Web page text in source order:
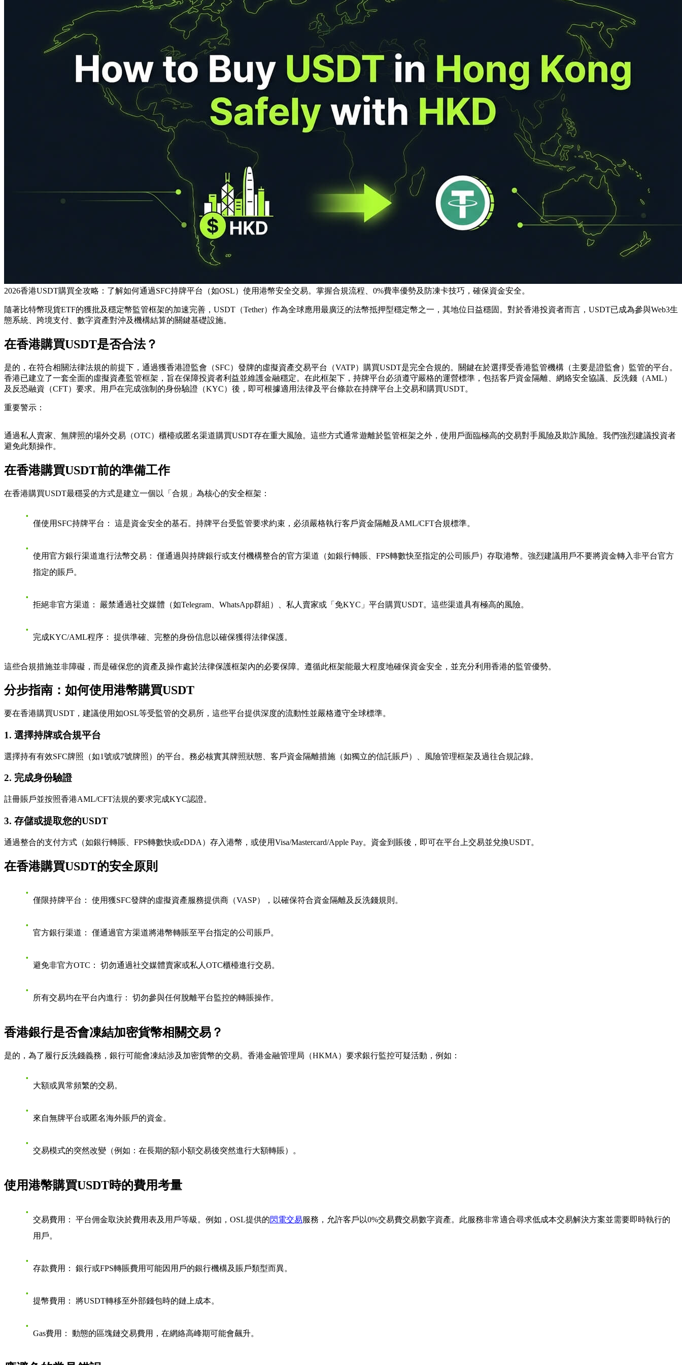
2026香港USDT購買全攻略：了解如何通過SFC持牌平台（如OSL）使用港幣安全交易。掌握合規流程、0%費率優勢及防凍卡技巧，確保資金安全。
隨著比特幣現貨ETF的獲批及穩定幣監管框架的加速完善，USDT（Tether）作為全球應用最廣泛的法幣抵押型穩定幣之一，其地位日益穩固。對於香港投資者而言，USDT已成為參與Web3生
態系統、跨境支付、數字資產對沖及機構結算的關鍵基礎設施。
在香港購買USDT是否合法？
是的，在符合相關法律法規的前提下，通過獲香港證監會（SFC）發牌的虛擬資產交易平台（VATP）購買USDT是完全合規的。關鍵在於選擇受香港監管機構（主要是證監會）監管的平台。
香港已建立了一套全面的虛擬資產監管框架，旨在保障投資者利益並維護金融穩定。在此框架下，持牌平台必須遵守嚴格的運營標準，包括客戶資金隔離、網絡安全協議、反洗錢（AML）
及反恐融資（CFT）要求。用戶在完成強制的身份驗證（KYC）後，即可根據適用法律及平台條款在持牌平台上交易和購買USDT。
重要警示：
通過私人賣家、無牌照的場外交易（OTC）櫃檯或匿名渠道購買USDT存在重大風險。這些方式通常遊離於監管框架之外，使用戶面臨極高的交易對手風險及欺詐風險。我們強烈建議投資者
避免此類操作。
在香港購買USDT前的準備工作
在香港購買USDT最穩妥的方式是建立一個以「合規」為核心的安全框架：
僅使用SFC持牌平台： 這是資金安全的基石。持牌平台受監管要求約束，必須嚴格執行客戶資金隔離及AML/CFT合規標準。
使用官方銀行渠道進行法幣交易：
僅通過與持牌銀行或支付機構整合的官方渠道（如銀行轉賬、FPS轉數快至指定的公司賬戶）存取港幣。強烈建議用戶不要將資金轉入非平台官方
指定的賬戶。
拒絕非官方渠道： 嚴禁通過社交媒體（如Telegram、WhatsApp群組）、私人賣家或「免KYC」平台購買USDT。這些渠道具有極高的風險。
完成KYC/AML程序： 提供準確、完整的身份信息以確保獲得法律保護。
這些合規措施並非障礙，而是確保您的資產及操作處於法律保護框架內的必要保障。遵循此框架能最大程度地確保資金安全，並充分利用香港的監管優勢。
分步指南：如何使用港幣購買USDT
要在香港購買USDT，建議使用如OSL等受監管的交易所，這些平台提供深度的流動性並嚴格遵守全球標準。
1. 選擇持牌或合規平台
選擇持有有效SFC牌照（如1號或7號牌照）的平台。務必核實其牌照狀態、客戶資金隔離措施（如獨立的信託賬戶）、風險管理框架及過往合規記錄。
2. 完成身份驗證
註冊賬戶並按照香港AML/CFT法規的要求完成KYC認證。
3. 存儲或提取您的USDT
通過整合的支付方式（如銀行轉賬、FPS轉數快或eDDA）存入港幣，或使用Visa/Mastercard/Apple Pay。資金到賬後，即可在平台上交易並兌換USDT。
在香港購買USDT的安全原則
僅限持牌平台： 使用獲SFC發牌的虛擬資產服務提供商（VASP），以確保符合資金隔離及反洗錢規則。
官方銀行渠道： 僅通過官方渠道將港幣轉賬至平台指定的公司賬戶。
避免非官方OTC： 切勿通過社交媒體賣家或私人OTC櫃檯進行交易。
所有交易均在平台內進行： 切勿參與任何脫離平台監控的轉賬操作。
香港銀行是否會凍結加密貨幣相關交易？
是的，為了履行反洗錢義務，銀行可能會凍結涉及加密貨幣的交易。香港金融管理局（HKMA）要求銀行監控可疑活動，例如：
大額或異常頻繁的交易。
來自無牌平台或匿名海外賬戶的資金。
交易模式的突然改變（例如：在長期的額小額交易後突然進行大額轉賬）。
使用港幣購買USDT時的費用考量
交易費用： 平台佣金取決於費用表及用戶等級。例如，OSL提供的閃電交易服務，允許客戶以0%交易費交易數字資產。此服務非常適合尋求低成本交易解決方案並需要即時執行的
用戶。
存款費用： 銀行或FPS轉賬費用可能因用戶的銀行機構及賬戶類型而異。
提幣費用： 將USDT轉移至外部錢包時的鏈上成本。
Gas費用： 動態的區塊鏈交易費用，在網絡高峰期可能會飆升。